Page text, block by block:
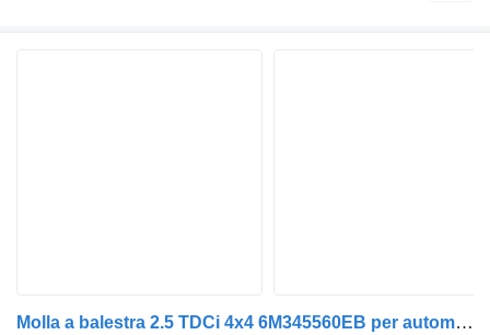
Molla a balestra 2.5 TDCi 4x4 6M345560EB per automobile Ford RANGER (ET)